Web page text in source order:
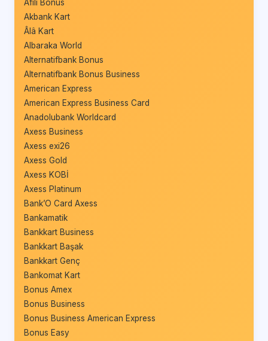
Afili Bonus
Akbank Kart
Âlâ Kart
Albaraka World
Alternatifbank Bonus
Alternatifbank Bonus Business
American Express
American Express Business Card
Anadolubank Worldcard
Axess Business
Axess exi26
Axess Gold
Axess KOBİ
Axess Platinum
Bank’O Card Axess
Bankamatik
Bankkart Business
Bankkart Başak
Bankkart Genç
Bankomat Kart
Bonus Amex
Bonus Business
Bonus Business American Express
Bonus Easy